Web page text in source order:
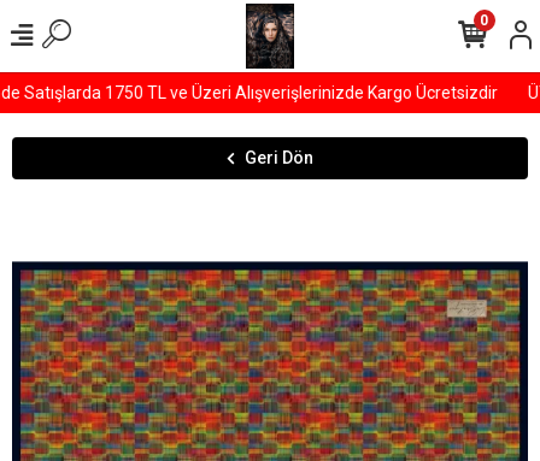
1750 TL ve Üzeri Alışverişlerinizde Kargo Ücretsizdir
0
Geri Dön